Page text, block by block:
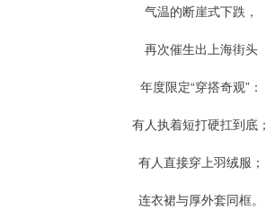
气温的断崖式下跌，
再次催生出上海街头
年度限定“穿搭奇观”：
有人执着短打硬扛到底；
有人直接穿上羽绒服；
连衣裙与厚外套同框。